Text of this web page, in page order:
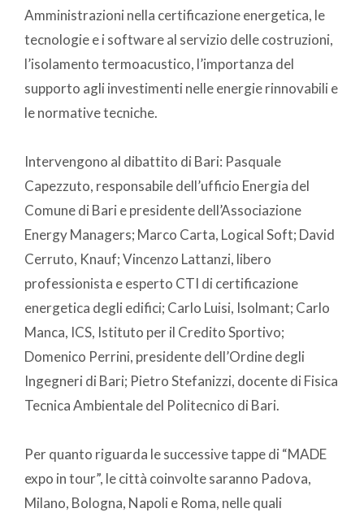
Amministrazioni nella certificazione energetica, le
tecnologie e i software al servizio delle costruzioni,
l’isolamento termoacustico, l’importanza del
supporto agli investimenti nelle energie rinnovabili e
le normative tecniche.
Intervengono al dibattito di Bari: Pasquale
Capezzuto, responsabile dell’ufficio Energia del
Comune di Bari e presidente dell’Associazione
Energy Managers; Marco Carta, Logical Soft; David
Cerruto, Knauf; Vincenzo Lattanzi, libero
professionista e esperto CTI di certificazione
energetica degli edifici; Carlo Luisi, Isolmant; Carlo
Manca, ICS, Istituto per il Credito Sportivo;
Domenico Perrini, presidente dell’Ordine degli
Ingegneri di Bari; Pietro Stefanizzi, docente di Fisica
Tecnica Ambientale del Politecnico di Bari.
Per quanto riguarda le successive tappe di “MADE
expo in tour”, le città coinvolte saranno Padova,
Milano, Bologna, Napoli e Roma, nelle quali